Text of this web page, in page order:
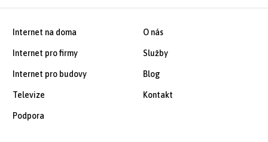
Internet na doma
Internet pro firmy
Internet pro budovy
Televize
Podpora
O nás
Služby
Blog
Kontakt